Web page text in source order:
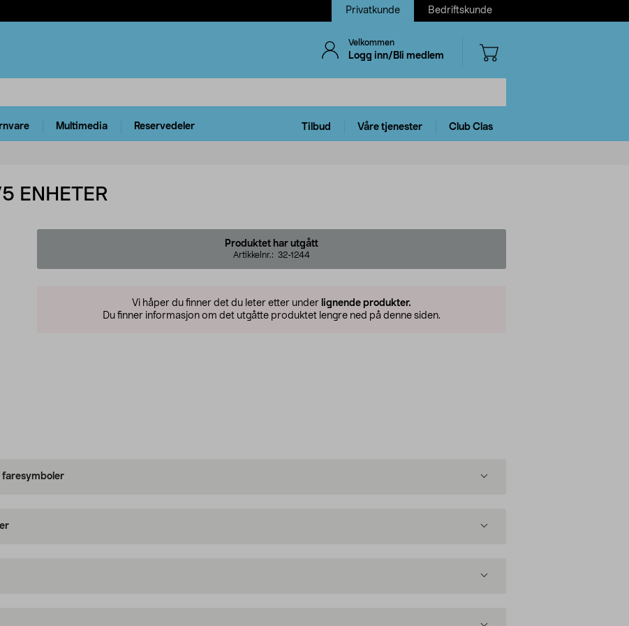
Privatkunde Bedriftskunde
Velkommen
Logg inn/Bli medlem
Multimedia Reservedeler Tilbud Våre tjenester Club Clas
ENHETER
Produktet har utgått
Artikkelnr.: 32-1244
Vi håper du finner det du leter etter under lignende produkter.
Du finner informasjon om det utgåtte produktet lengre ned på denne siden.
faresymboler